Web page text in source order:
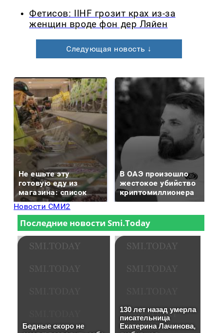
Фетисов: IIHF грозит крах из-за
женщин вроде фон дер Ляйен
Следующая новость ↓
Не ешьте эту
готовую еду из
магазина: список
В ОАЭ произошло
жестокое убийство
криптомиллионера
Новости СМИ2